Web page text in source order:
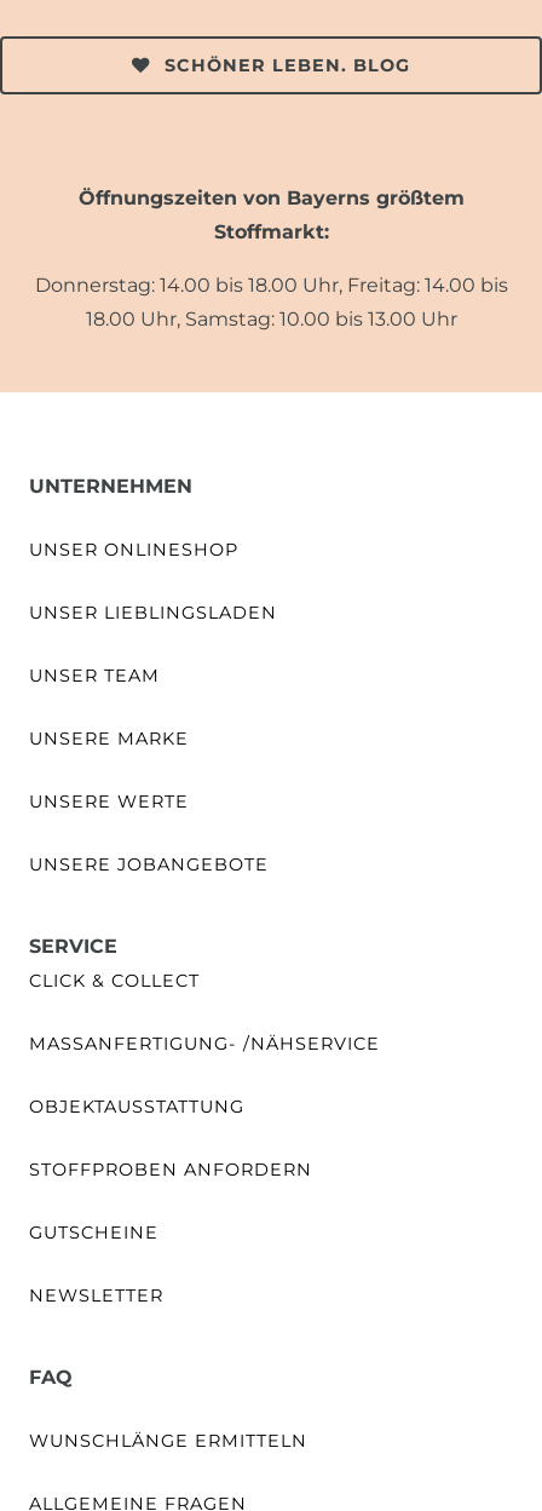
SCHÖNER LEBEN. BLOG
Öffnungszeiten von Bayerns größtem
Stoffmarkt:
Donnerstag: 14.00 bis 18.00 Uhr, Freitag: 14.00 bis
18.00 Uhr, Samstag: 10.00 bis 13.00 Uhr
UNTERNEHMEN
UNSER ONLINESHOP
UNSER LIEBLINGSLADEN
UNSER TEAM
UNSERE MARKE
UNSERE WERTE
UNSERE JOBANGEBOTE
SERVICE
CLICK & COLLECT
MASSANFERTIGUNG- /NÄHSERVICE
OBJEKTAUSSTATTUNG
STOFFPROBEN ANFORDERN
GUTSCHEINE
NEWSLETTER
FAQ
WUNSCHLÄNGE ERMITTELN
ALLGEMEINE FRAGEN